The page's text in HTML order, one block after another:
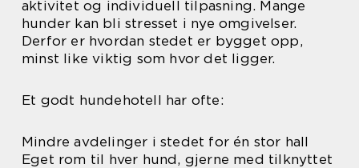
aktivitet og individuell tilpasning. Mange
hunder kan bli stresset i nye omgivelser.
Derfor er hvordan stedet er bygget opp,
minst like viktig som hvor det ligger.
Et godt hundehotell har ofte:
Mindre avdelinger i stedet for én stor hall
Eget rom til hver hund, gjerne med tilknyttet